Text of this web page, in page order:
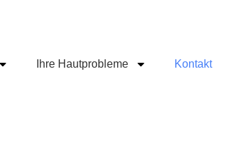
Ihre Hautprobleme Kontakt